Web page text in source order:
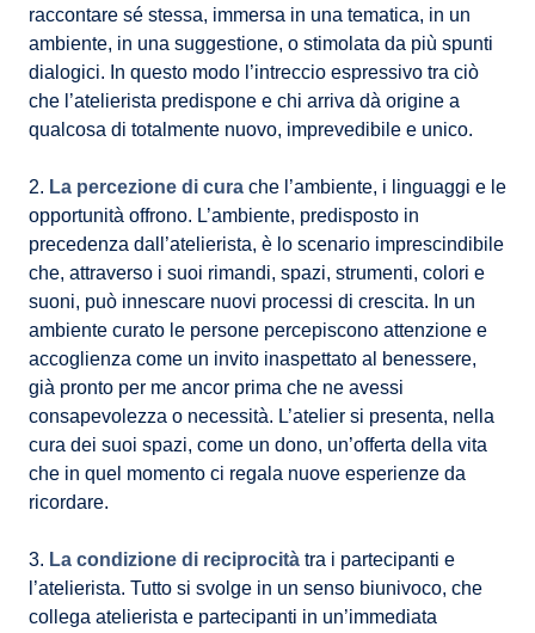
raccontare sé stessa, immersa in una tematica, in un
ambiente, in una suggestione, o stimolata da più spunti
dialogici. In questo modo l’intreccio espressivo tra ciò
che l’atelierista predispone e chi arriva dà origine a
qualcosa di totalmente nuovo, imprevedibile e unico.
2. La percezione di cura che l’ambiente, i linguaggi e le
opportunità offrono. L’ambiente, predisposto in
precedenza dall’atelierista, è lo scenario imprescindibile
che, attraverso i suoi rimandi, spazi, strumenti, colori e
suoni, può innescare nuovi processi di crescita. In un
ambiente curato le persone percepiscono attenzione e
accoglienza come un invito inaspettato al benessere,
già pronto per me ancor prima che ne avessi
consapevolezza o necessità. L’atelier si presenta, nella
cura dei suoi spazi, come un dono, un’offerta della vita
che in quel momento ci regala nuove esperienze da
ricordare.
3. La condizione di reciprocità tra i partecipanti e
l’atelierista. Tutto si svolge in un senso biunivoco, che
collega atelierista e partecipanti in un’immediata